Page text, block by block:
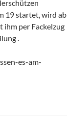
19 startet, wird ab
ihm per Fackelzug
.
es-am-